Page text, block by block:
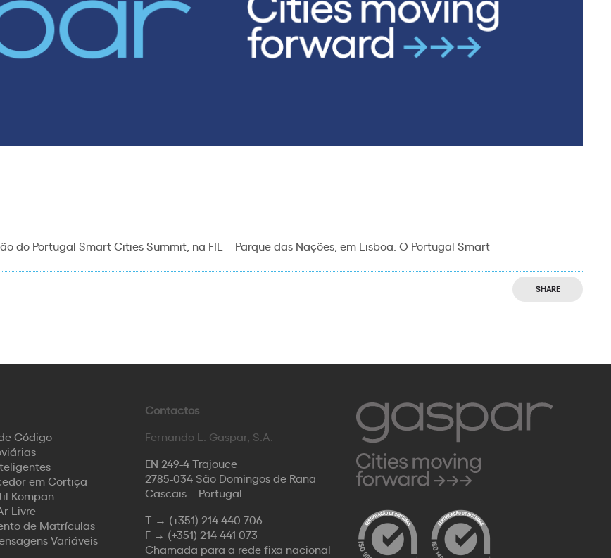
do Portugal Smart Cities Summit, na FIL – Parque das Nações, em Lisboa. O Portugal Smart
SHARE
Código
em Cortiça
Kompan
Livre
de Matrículas
Variáveis
Contactos
Fernando L. Gaspar, S.A.
EN 249-4 Trajouce
2785-034 São Domingos de Rana
Cascais – Portugal
T → (+351) 214 440 706
F → (+351) 214 441 073
Chamada para a rede fixa nacional